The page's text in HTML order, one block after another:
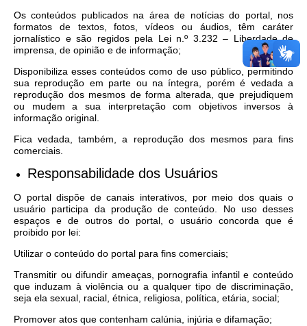
Os conteúdos publicados na área de notícias do portal, nos
formatos de textos, fotos, vídeos ou áudios, têm caráter
jornalístico e são regidos pela Lei n.º 3.232 – Liberdade de
imprensa, de opinião e de informação;
Disponibiliza esses conteúdos como de uso público, permitindo
sua reprodução em parte ou na íntegra, porém é vedada a
reprodução dos mesmos de forma alterada, que prejudiquem
ou mudem a sua interpretação com objetivos inversos à
informação original.
Fica vedada, também, a reprodução dos mesmos para fins
comerciais.
Responsabilidade dos Usuários
O portal dispõe de canais interativos, por meio dos quais o
usuário participa da produção de conteúdo. No uso desses
espaços e de outros do portal, o usuário concorda que é
proibido por lei:
Utilizar o conteúdo do portal para fins comerciais;
Transmitir ou difundir ameaças, pornografia infantil e conteúdo
que induzam à violência ou a qualquer tipo de discriminação,
seja ela sexual, racial, étnica, religiosa, política, etária, social;
Promover atos que contenham calúnia, injúria e difamação;